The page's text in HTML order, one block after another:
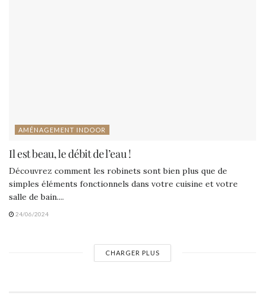
AMÉNAGEMENT INDOOR
Il est beau, le débit de l’eau !
Découvrez comment les robinets sont bien plus que de
simples éléments fonctionnels dans votre cuisine et votre
salle de bain....
24/06/2024
CHARGER PLUS